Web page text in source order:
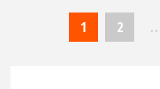
Seitennummerierung
1 2